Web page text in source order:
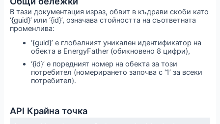
В тази документация израз, обвит в къдрави скоби като
‘{guid}’ или ‘{id}’, означава стойността на съответната
променлива:
‘{guid}’ е глобалният уникален идентификатор на
обекта в EnergyFather (обикновено 8 цифри),
‘{id}’ е поредният номер на обекта за този
потребител (номерирането започва с ‘1’ за всеки
потребител).
API Крайна точка